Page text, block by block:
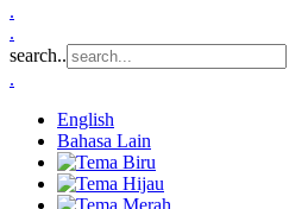
.
.
search..
.
English
Bahasa Lain